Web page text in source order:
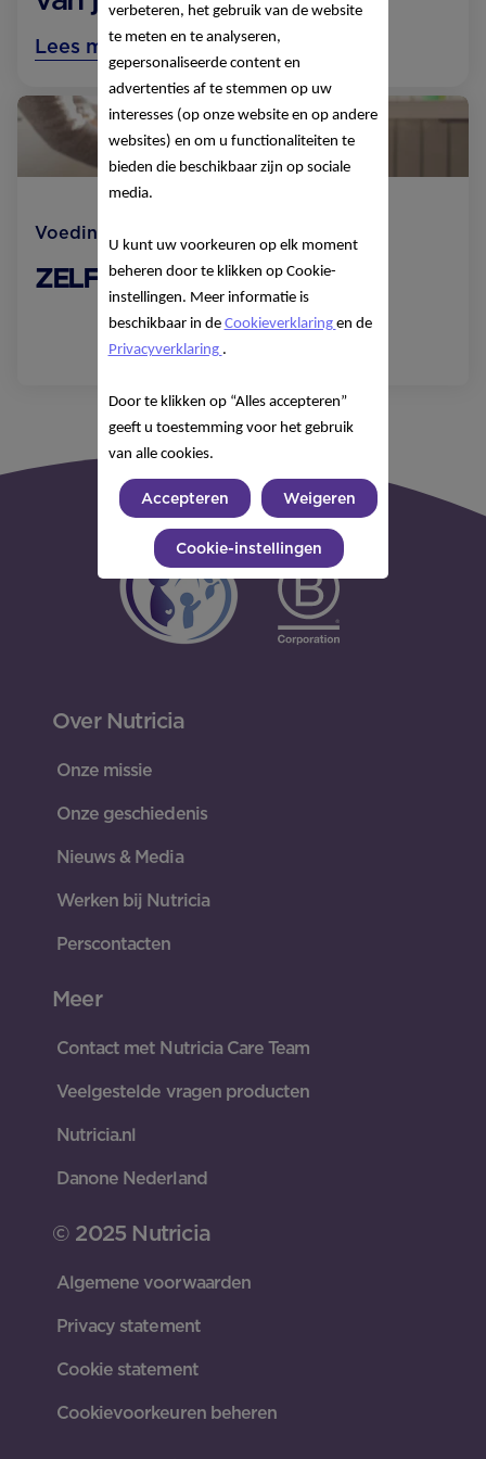
Lees meer over 15 maanden
Voeding
ZELF DOEN!
Lees meer
Over Nutricia
Onze missie
Onze geschiedenis
Nieuws & Media
Werken bij Nutricia
Perscontacten
Meer
Contact met Nutricia Care Team
Veelgestelde vragen producten
Nutricia.nl
Danone Nederland
© 2025 Nutricia
Algemene voorwaarden
Privacy statement
Cookie statement
Cookievoorkeuren beheren
verbeteren, het gebruik van de website
te meten en te analyseren,
gepersonaliseerde content en
advertenties af te stemmen op uw
interesses (op onze website en op andere
websites) en om u functionaliteiten te
bieden die beschikbaar zijn op sociale
media.
U kunt uw voorkeuren op elk moment
beheren door te klikken op Cookie-
instellingen. Meer informatie is
beschikbaar in de Cookieverklaring en de
Privacyverklaring .
Door te klikken op “Alles accepteren”
geeft u toestemming voor het gebruik
van alle cookies.
Accepteren Weigeren
Cookie-instellingen